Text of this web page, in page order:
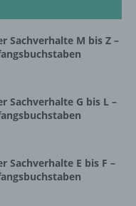
Sachverhalte M bis Z –
Sachverhalte G bis L –
Sachverhalte E bis F –
mit dem Ziel, ihre
Daten, die
verwendet